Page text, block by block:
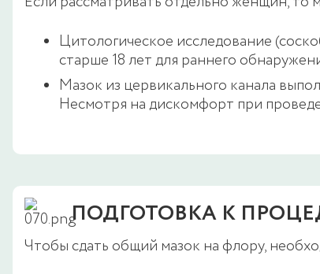
Цитологическое исследование
старше 18 лет для раннего
Мазок из цервикального канала
Несмотря на дискомфорт при
ПОДГОТОВКА К
Чтобы сдать общий мазок на флору,